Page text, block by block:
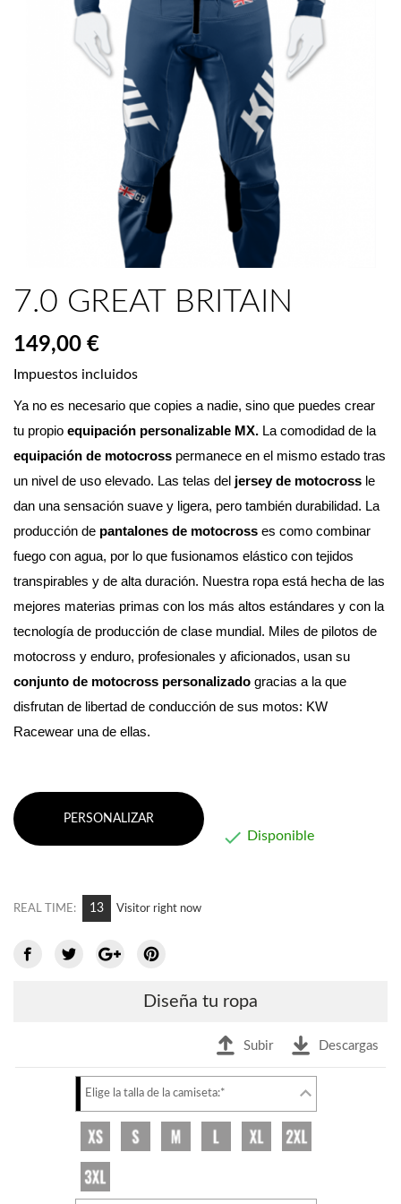
7.0 GREAT BRITAIN
149,00 €
Impuestos incluidos
Ya no es necesario que copies a nadie, sino que puedes crear
tu propio equipación personalizable MX.
La comodidad de la
equipación de motocross permanece en el mismo estado tras
un nivel de uso elevado. Las telas del jersey de motocross le
dan una sensación suave y ligera, pero también durabilidad. La
producción de pantalones de motocross es como combinar
fuego con agua, por lo que fusionamos elástico con tejidos
transpirables y de alta duración. Nuestra ropa está hecha de las
mejores materias primas con los más altos estándares y con la
tecnología de producción de clase mundial. Miles de pilotos de
conjunto de motocross personalizado gracias a la que
disfrutan de libertad de conducción de sus motos: KW
Racewear una de ellas.
PERSONALIZAR
 Disponible
REAL TIME: 7 Visitor right now
Diseña tu ropa
Subir Descargas
Elige la talla de la camiseta:*